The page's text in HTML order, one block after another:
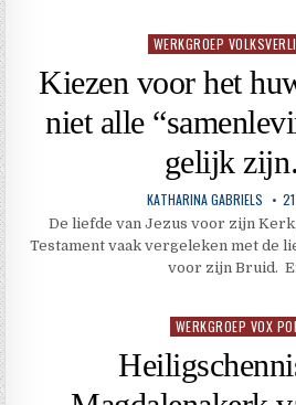
Geplaatst
WERKGROEP
Kiezen voor het
niet alle
gelijk
KATHARINA GABRIELS
De liefde van Jezus voor zijn
Testament vaak vergeleken met de
voor zijn Bruid.
Geplaatst
WERKGROEP VOX